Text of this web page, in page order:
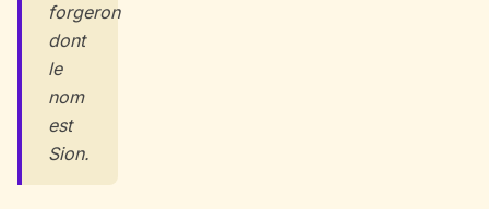
forgeron
dont
le
nom
est
Sion.